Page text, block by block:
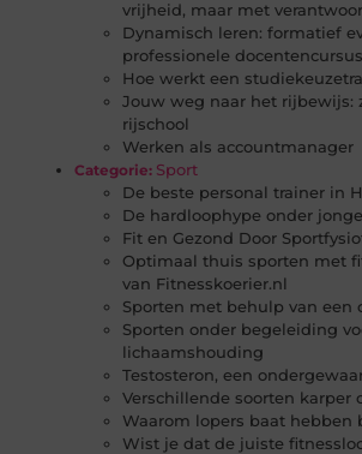
vrijheid, maar met
Dynamisch leren: formatief
professionele
Hoe werkt een
Jouw weg naar het rijbewijs:
rijschool
Werken als accountmanager
Categorie: Sport
De beste personal trainer in
De hardloophype onder
Fit en Gezond Door
Optimaal thuis sporten met
van Fitnesskoerier.nl
Sporten met behulp van een
Sporten onder begeleiding
lichaamshouding
Testosteron, een
Verschillende soorten karper
Waarom lopers baat hebben
Wist je dat de juiste